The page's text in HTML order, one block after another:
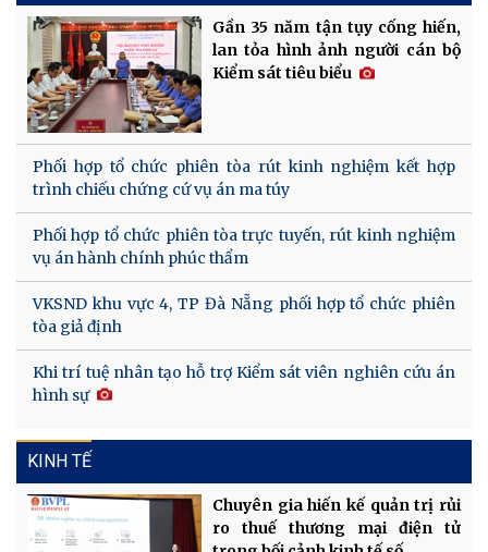
Gần 35 năm tận tụy cống hiến,
lan tỏa hình ảnh người cán bộ
Kiểm sát tiêu biểu
Phối hợp tổ chức phiên tòa rút kinh nghiệm kết hợp
trình chiếu chứng cứ vụ án ma túy
Phối hợp tổ chức phiên tòa trực tuyến, rút kinh nghiệm
vụ án hành chính phúc thẩm
VKSND khu vực 4, TP Đà Nẵng phối hợp tổ chức phiên
tòa giả định
Khi trí tuệ nhân tạo hỗ trợ Kiểm sát viên nghiên cứu án
hình sự
KINH TẾ
Chuyên gia hiến kế quản trị rủi
ro thuế thương mại điện tử